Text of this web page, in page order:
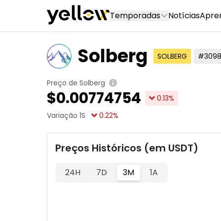
Temporadas Notícias
Solberg SOLBERG #3098
Preço de Solberg
$0.00774754 0.13%
Variação 1S
0.22%
Preços Históricos (em USDT)
24H 7D 3M 1A